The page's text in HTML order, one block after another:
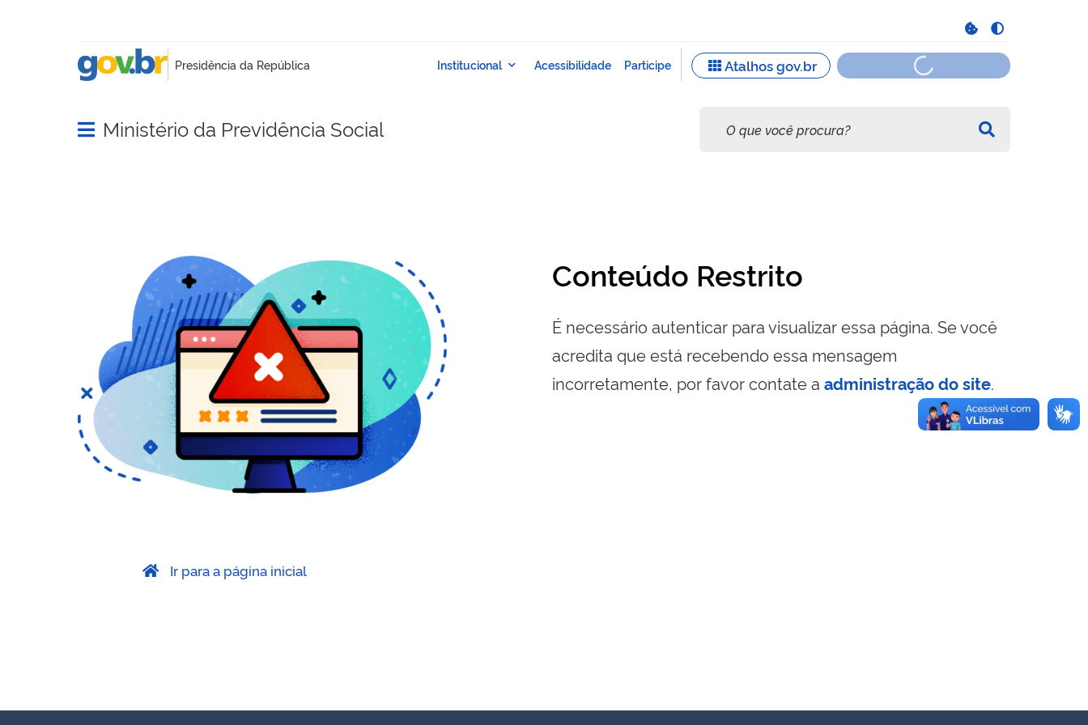
Abrir menu principal de navegação
Ministério da Previdência Social
Conteúdo Restrito
É necessário autenticar para visualizar essa página. Se você
acredita que está recebendo essa mensagem
incorretamente, por favor contate a administração do site.
Ir para a página inicial